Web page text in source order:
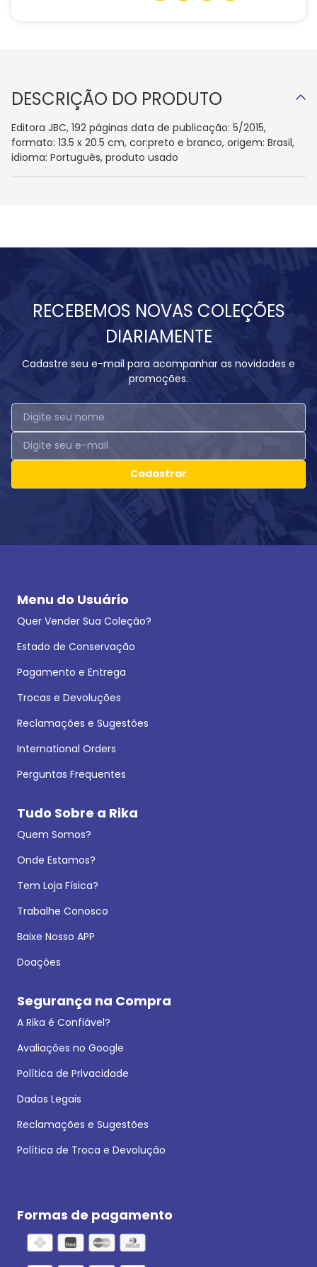
DESCRIÇÃO DO PRODUTO
Editora JBC, 192 páginas data de publicação: 5/2015,
formato: 13.5 x 20.5 cm, cor:preto e branco, origem: Brasil,
idioma: Português, produto usado
RECEBEMOS NOVAS COLEÇÕES
DIARIAMENTE
Cadastre seu e-mail para acompanhar as novidades e
promoções.
Cadastrar
Menu do Usuário
Quer Vender Sua Coleção?
Estado de Conservação
Pagamento e Entrega
Trocas e Devoluções
Reclamações e Sugestões
International Orders
Perguntas Frequentes
Tudo Sobre a Rika
Quem Somos?
Onde Estamos?
Tem Loja Física?
Trabalhe Conosco
Baixe Nosso APP
Doações
Segurança na Compra
A Rika é Confiável?
Avaliações no Google
Política de Privacidade
Dados Legais
Reclamações e Sugestões
Política de Troca e Devolução
Formas de pagamento